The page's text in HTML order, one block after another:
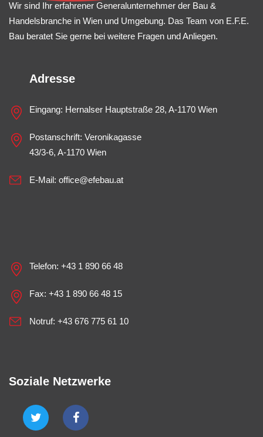
Wir sind Ihr erfahrener Generalunternehmer der Bau &
Handelsbranche in Wien und Umgebung. Das Team von E.F.E.
Bau beratet Sie gerne bei weitere Fragen und Anliegen.
Adresse
Eingang: Hernalser Hauptstraße 28, A-1170 Wien
Postanschrift: Veronikagasse
43/3-6, A-1170 Wien
E-Mail: office@efebau.at
Telefon: +43 1 890 66 48
Fax: +43 1 890 66 48 15
Notruf: +43 676 775 61 10
Soziale Netzwerke